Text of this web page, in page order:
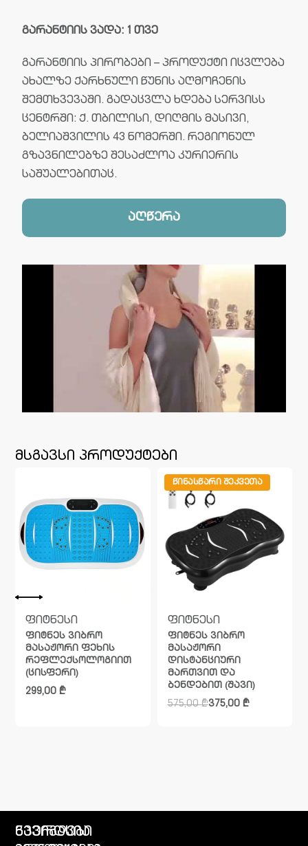
გარანტიის ვადა: 1 თვე
გარანტიის პირობები – პროდუქტი იცვლება
ახალზე ქარხნული წუნის აღმოჩენის
შემთხვევაში. გადაცვლა ხდება სერვისს
ცენტრში: ქ. თბილისი, დიღმის მასივი,
ბელიაშვილის 43 ნომერში. რეგიონულ
გზავნილებზე შესაძლოა კურიერის
საშუალებითაც.
აღწერა
მსგავსი პროდუქტები
ფიტნესი
ფიტნეს ვიბრო
მასაჟორი ფეხის
რეფლექსოლოგიით
(ცისფერი)
299,00 ₾
ᲬᲘᲜᲐᲡᲬᲐᲠᲘ ᲨᲔᲙᲕᲔᲗᲐ
ფიტნესი
ფიტნეს ვიბრო
მასაჟორი
დისტანციური
მართვით და
ბენდებით (შავი)
575,00₾375,00 ₾
გვერდები
ნავიგაცია